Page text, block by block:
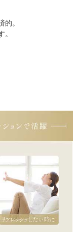
。